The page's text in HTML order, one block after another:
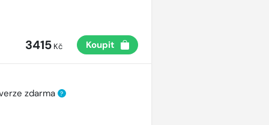
3415Kč Koupit
zdarma ?